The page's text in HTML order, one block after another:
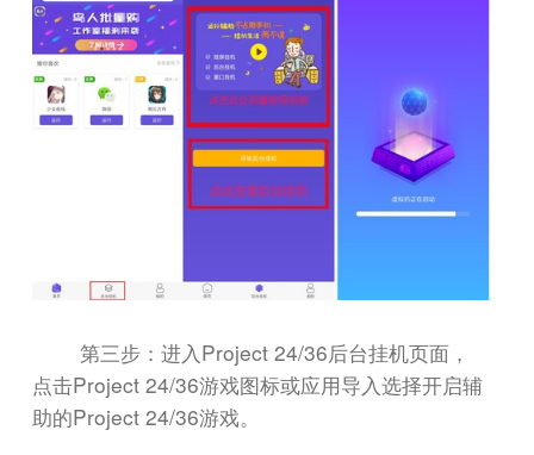
第三步：进入 Project 24/36后台挂机页面，
点击Project 24/36游戏图标或应用导入选择开启辅
助的Project 24/36游戏。